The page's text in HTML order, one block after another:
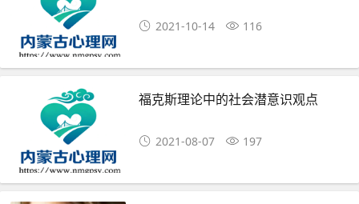
2021-10-14 116
福克斯理论中的社会潜意识观点
2021-08-07 197